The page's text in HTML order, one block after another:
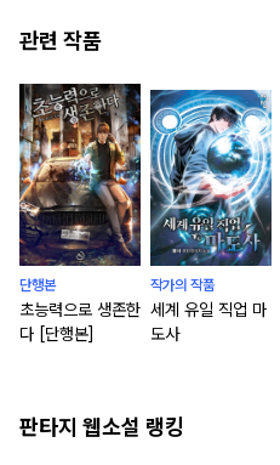
관련 작품
단행본
초능력으로 생존한
다 [단행본]
작가의 작품
세계 유일 직업 마
도사
판타지 웹소설 랭킹